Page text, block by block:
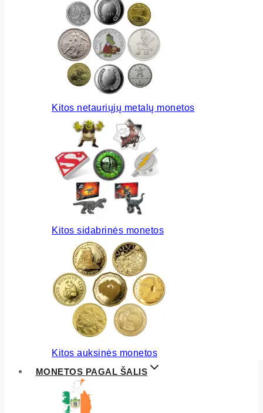
Kitos netauriųjų metalų monetos
Kitos sidabrinės monetos
Kitos auksinės monetos
MONETOS PAGAL ŠALIS